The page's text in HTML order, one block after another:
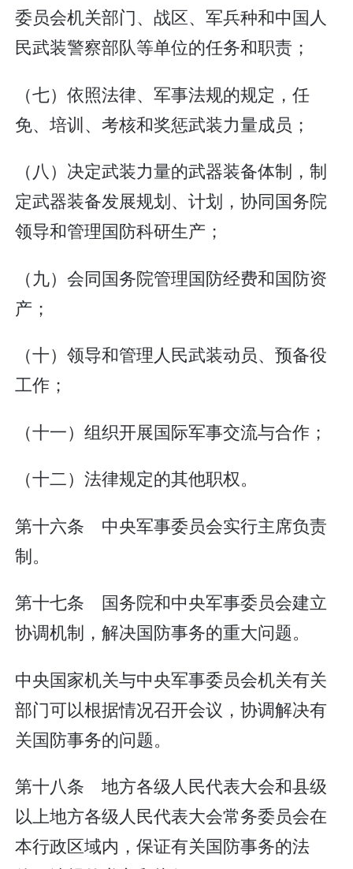
委员会机关部门、战区、军兵种和中国人
民武装警察部队等单位的任务和职责；
（七）依照法律、军事法规的规定，任
免、培训、考核和奖惩武装力量成员；
（八）决定武装力量的武器装备体制，制
定武器装备发展规划、计划，协同国务院
领导和管理国防科研生产；
（九）会同国务院管理国防经费和国防资
产；
（十）领导和管理人民武装动员、预备役
工作；
（十一）组织开展国际军事交流与合作；
（十二）法律规定的其他职权。
第十六条 中央军事委员会实行主席负责
制。
第十七条 国务院和中央军事委员会建立
协调机制，解决国防事务的重大问题。
中央国家机关与中央军事委员会机关有关
部门可以根据情况召开会议，协调解决有
关国防事务的问题。
第十八条 地方各级人民代表大会和县级
以上地方各级人民代表大会常务委员会在
本行政区域内，保证有关国防事务的法